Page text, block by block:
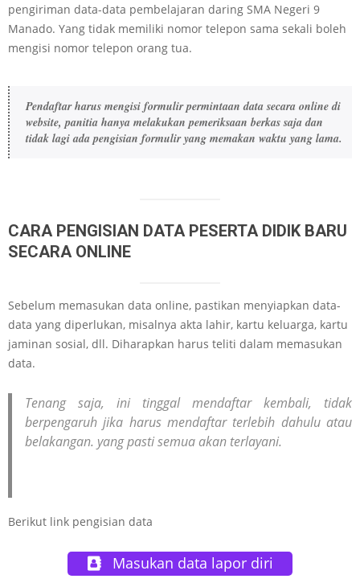
pengiriman data-data pembelajaran daring SMA Negeri 9
Manado. Yang tidak memiliki nomor telepon sama sekali boleh
mengisi nomor telepon orang tua.
Pendaftar harus mengisi formulir permintaan data secara online di
website, panitia hanya melakukan pemeriksaan berkas saja dan
tidak lagi ada pengisian formulir yang memakan waktu yang lama.
CARA PENGISIAN DATA PESERTA DIDIK BARU
SECARA ONLINE
Sebelum memasukan data online, pastikan menyiapkan data-
data yang diperlukan, misalnya akta lahir, kartu keluarga, kartu
jaminan sosial, dll. Diharapkan harus teliti dalam memasukan
data.
Tenang saja, ini tinggal mendaftar kembali, tidak
berpengaruh jika harus mendaftar terlebih dahulu atau
belakangan. yang pasti semua akan terlayani.
Berikut link pengisian data
Masukan data lapor diri